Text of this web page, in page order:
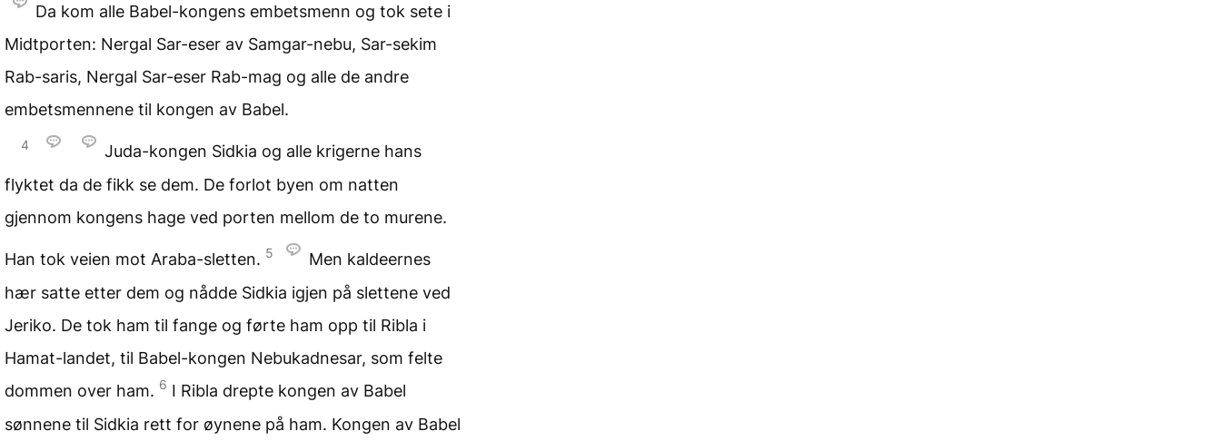
Da kom alle Babel-kongens embetsmenn og tok sete i
Midtporten: Nergal Sar-eser av Samgar-nebu, Sar-sekim
Rab-saris, Nergal Sar-eser Rab-mag og alle de andre
embetsmennene til kongen av Babel.
4
Juda-kongen Sidkia og alle krigerne hans
flyktet da de fikk se dem. De forlot byen om natten
gjennom kongens hage ved porten mellom de to murene.
Han tok veien mot Araba-sletten. 5
Men kaldeernes
hær satte etter dem og nådde Sidkia igjen på slettene ved
Jeriko. De tok ham til fange og førte ham opp til Ribla i
Hamat-landet, til Babel-kongen Nebukadnesar, som felte
dommen over ham. 6 I Ribla drepte kongen av Babel
sønnene til Sidkia rett for øynene på ham. Kongen av Babel